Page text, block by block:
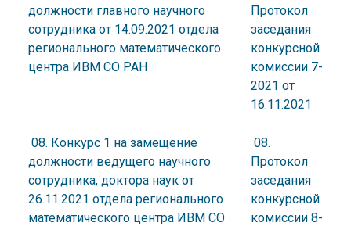
должности главного научного
сотрудника от 14.09.2021 отдела
регионального математического
центра ИВМ СО РАН
Протокол
заседания
конкурсной
комиссии 7-
2021 от
16.11.2021
08. Конкурс 1 на замещение
должности ведущего научного
сотрудника, доктора наук от
26.11.2021 отдела регионального
математического центра ИВМ СО
08.
Протокол
заседания
конкурсной
комиссии 8-